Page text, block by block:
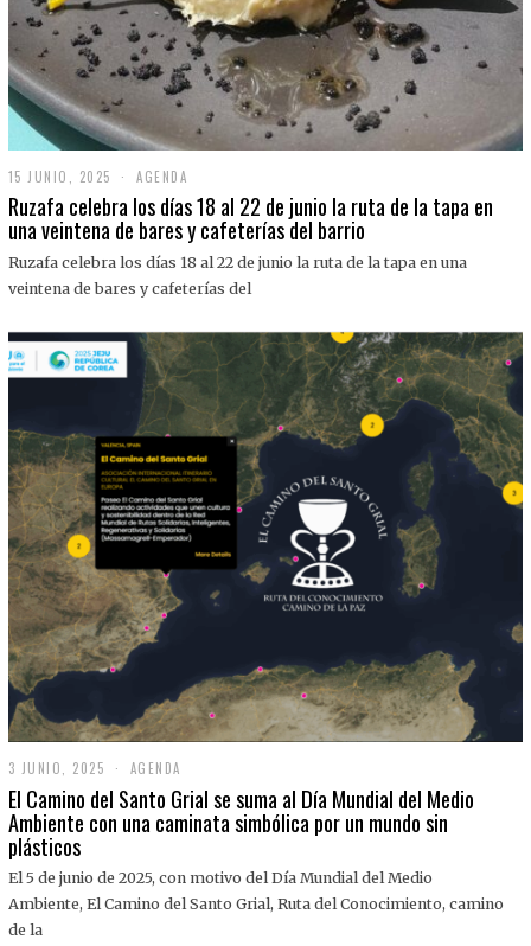
15 JUNIO, 2025
J
U
I
O
0
2
5
AGENDA
Ruzafa celebra los días 18 al 22 de junio la ruta de la tapa en
una veintena de bares y cafeterías del barrio
Ruzafa celebra los días 18 al 22 de junio la ruta de la tapa en una
veintena de bares y cafeterías del
3 JUNIO, 2025
J
U
N
,
0
AGENDA
El Camino del Santo Grial se suma al Día Mundial del Medio
Ambiente con una caminata simbólica por un mundo sin
plásticos
El 5 de junio de 2025, con motivo del Día Mundial del Medio
Ambiente, El Camino del Santo Grial, Ruta del Conocimiento, camino
de la